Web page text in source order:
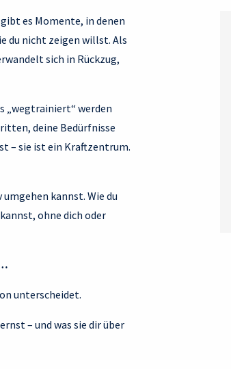
es Momente, in denen
du nicht zeigen willst. Als
sich in Rückzug,
„wegtrainiert“ werden
deine Bedürfnisse
– sie ist ein Kraftzentrum.
kannst. Wie du
ohne dich oder
unterscheidet.
– und was sie dir über